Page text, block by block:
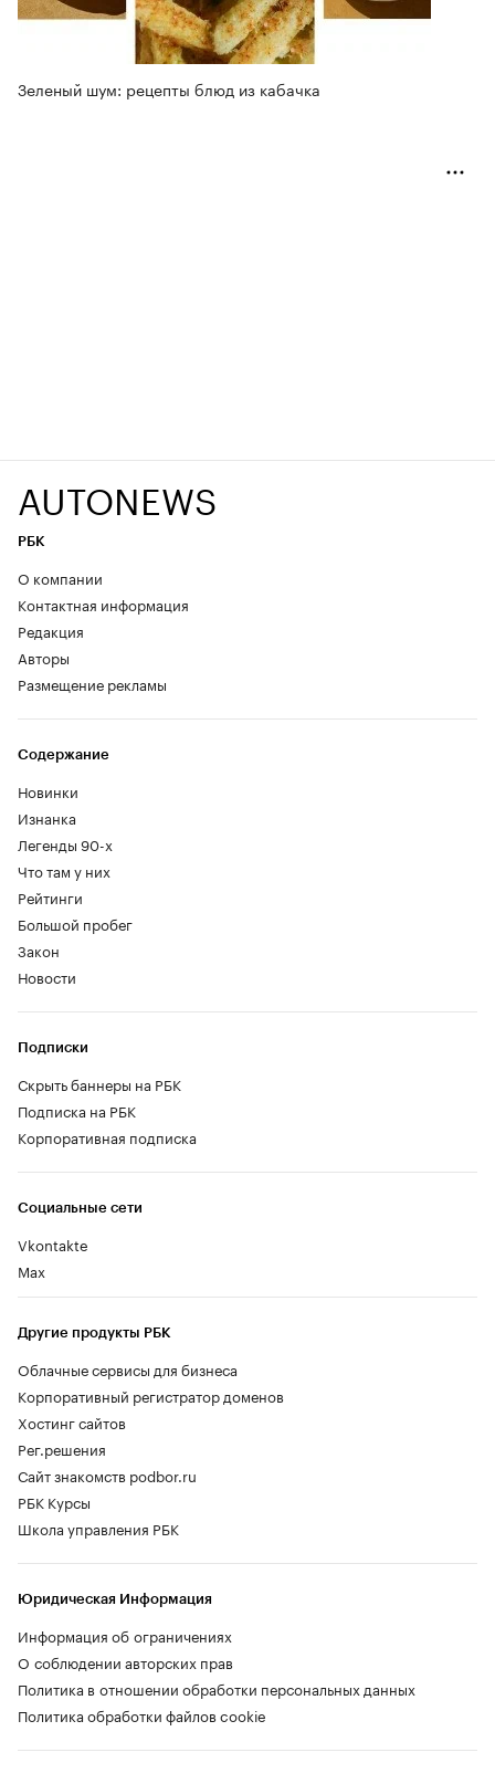
Зеленый шум: рецепты блюд из кабачка
AUTONEWS
РБК
О компании
Контактная информация
Редакция
Авторы
Размещение рекламы
Содержание
Новинки
Изнанка
Легенды 90-х
Что там у них
Рейтинги
Большой пробег
Закон
Новости
Социальные сети
Vkontakte
Max
Другие продукты РБК
Облачные сервисы для бизнеса
Корпоративный регистратор доменов
Хостинг сайтов
Рег.решения
Сайт знакомств podbor.ru
РБК Курсы
Школа управления РБК
Подписки
Скрыть баннеры на РБК
Подписка на РБК
Корпоративная подписка
Юридическая Информация
Информация об ограничениях
О соблюдении авторских прав
Политика в отношении обработки персональных данных
Политика обработки файлов cookie